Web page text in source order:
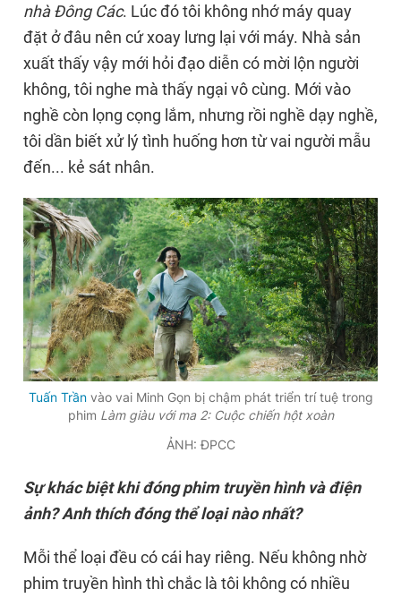
nhà Đông Các. Lúc đó tôi không nhớ máy quay
đặt ở đâu nên cứ xoay lưng lại với máy. Nhà sản
xuất thấy vậy mới hỏi đạo diễn có mời lộn người
không, tôi nghe mà thấy ngại vô cùng. Mới vào
nghề còn lọng cọng lắm, nhưng rồi nghề dạy nghề,
tôi dần biết xử lý tình huống hơn từ vai người mẫu
đến... kẻ sát nhân.
Tuấn Trầnvào vai Minh Gọn bị chậm phát triển trí tuệ trong
phim Làm giàu với ma 2: Cuộc chiến hột xoàn
ẢNH: ĐPCC
Sự khác biệt khi đóng phim truyền hình và điện
ảnh? Anh thích đóng thể loại nào nhất?
Mỗi thể loại đều có cái hay riêng. Nếu không nhờ
phim truyền hình thì chắc là tôi không có nhiều